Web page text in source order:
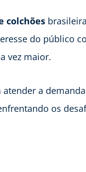
colchões
do público
vez maior.
atender a
os